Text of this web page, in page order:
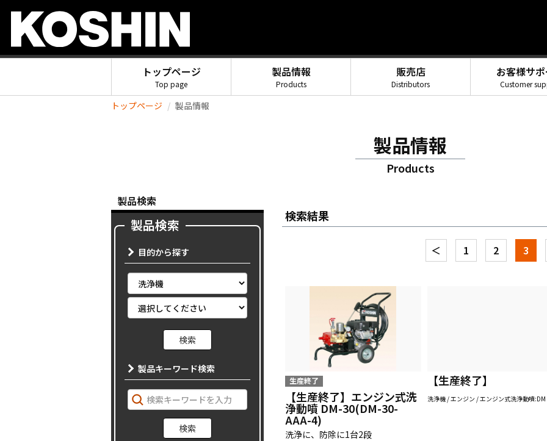
トップページ
Top page
製品情報
Products
販売店
Distributors
お客様サ
Customer
トップページ 製品情報
製品情報
Products
検索結果
＜ 1 2 3
生産終了
【生産終了】エンジン式洗
浄動噴 DM-30(DM-30-
AAA-4)
洗浄に、防除に1台2段
【生産終了】
洗浄機 / エンジン / エンジン式洗浄動噴:DM
製品検索
製品検索
目的から探す
製品キーワード検索